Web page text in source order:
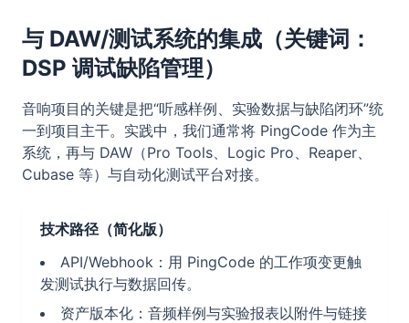
与 DAW/测试系统的集成（关键词：
DSP 调试缺陷管理）
音响项目的关键是把“听感样例、实验数据与缺陷闭环”统
一到项目主干。实践中，我们通常将 PingCode 作为主
系统，再与 DAW（Pro Tools、Logic Pro、Reaper、
Cubase 等）与自动化测试平台对接。
技术路径（简化版）
API/Webhook：用 PingCode 的工作项变更触
发测试执行与数据回传。
资产版本化：音频样例与实验报表以附件与链接